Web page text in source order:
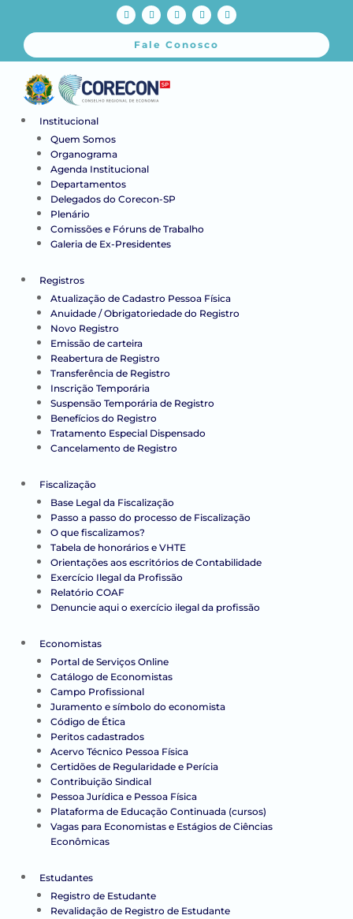
Fale Conosco
Institucional
Quem Somos
Organograma
Agenda Institucional
Departamentos
Delegados do Corecon-SP
Plenário
Comissões e Fóruns de Trabalho
Galeria de Ex-Presidentes
Registros
Atualização de Cadastro Pessoa Física
Anuidade / Obrigatoriedade do Registro
Novo Registro
Emissão de carteira
Reabertura de Registro
Transferência de Registro
Inscrição Temporária
Suspensão Temporária de Registro
Benefícios do Registro
Tratamento Especial Dispensado
Cancelamento de Registro
Fiscalização
Base Legal da Fiscalização
Passo a passo do processo de Fiscalização
O que fiscalizamos?
Tabela de honorários e VHTE
Orientações aos escritórios de Contabilidade
Exercício Ilegal da Profissão
Relatório COAF
Denuncie aqui o exercício ilegal da profissão
Economistas
Portal de Serviços Online
Catálogo de Economistas
Campo Profissional
Juramento e símbolo do economista
Código de Ética
Peritos cadastrados
Acervo Técnico Pessoa Física
Certidões de Regularidade e Perícia
Contribuição Sindical
Pessoa Jurídica e Pessoa Física
Plataforma de Educação Continuada (cursos)
Vagas para Economistas e Estágios de Ciências
Econômicas
Estudantes
Registro de Estudante
Revalidação de Registro de Estudante